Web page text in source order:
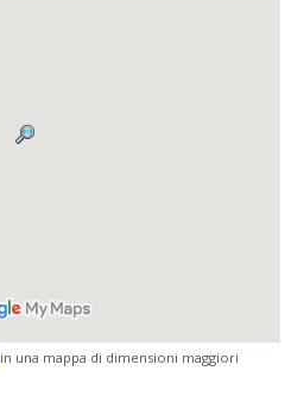
in una mappa di dimensioni maggiori